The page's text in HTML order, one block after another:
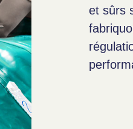
et sûrs